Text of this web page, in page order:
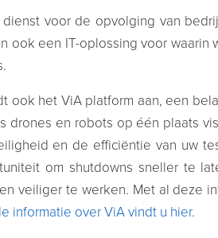
voor de opvolging van
ook een IT-oplossing voor
ook het ViA platform aan, een
drones en robots op één plaats
en de efficiëntie van uw
om shutdowns sneller te
veiliger te werken. Met al deze
informatie over ViA vindt u hier.